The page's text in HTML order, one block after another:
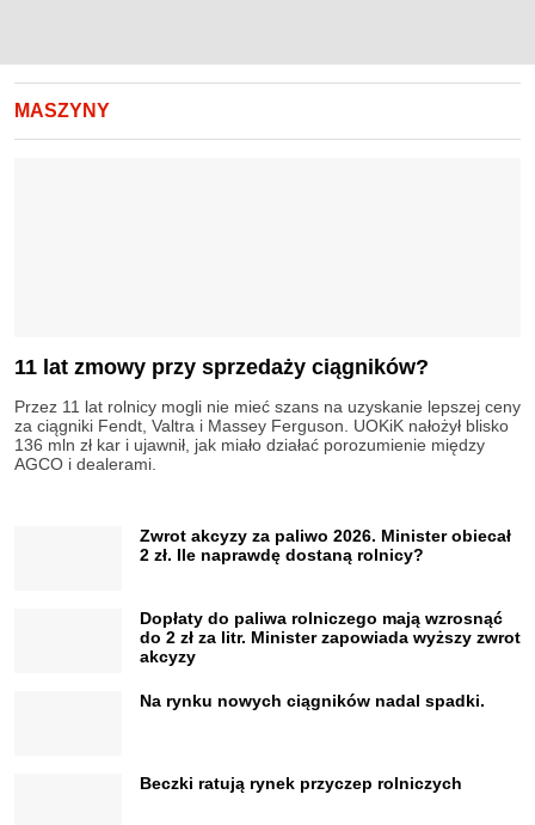
MASZYNY
11 lat zmowy przy sprzedaży ciągników?
Przez 11 lat rolnicy mogli nie mieć szans na uzyskanie lepszej ceny
za ciągniki Fendt, Valtra i Massey Ferguson. UOKiK nałożył blisko
136 mln zł kar i ujawnił, jak miało działać porozumienie między
AGCO i dealerami.
Zwrot akcyzy za paliwo 2026. Minister obiecał
2 zł. Ile naprawdę dostaną rolnicy?
Dopłaty do paliwa rolniczego mają wzrosnąć
do 2 zł za litr. Minister zapowiada wyższy zwrot
akcyzy
Na rynku nowych ciągników nadal spadki.
Beczki ratują rynek przyczep rolniczych